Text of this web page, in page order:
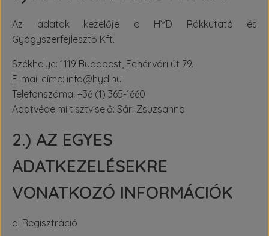
Az adatok kezelője a HYD Rákkutató és
Gyógyszerfejlesztő Kft.
Székhelye: 1119 Budapest, Fehérvári út 79.
E-mail címe: info@hyd.hu
Telefonszáma: +36 (1) 365-1660
Adatvédelmi tisztviselő: Sári Zsuzsanna
2.) AZ EGYES
ADATKEZELÉSEKRE
VONATKOZÓ INFORMÁCIÓK
a. Regisztráció